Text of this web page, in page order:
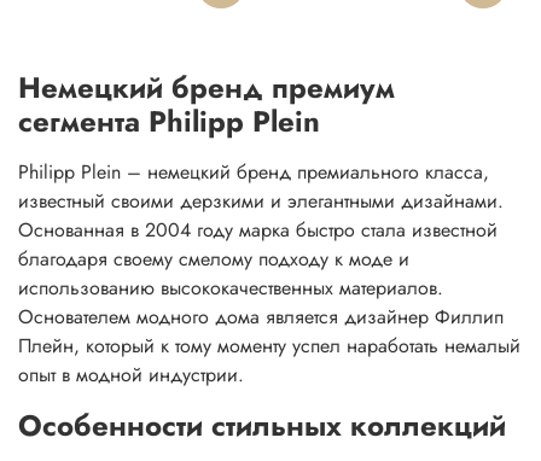
Немецкий бренд премиум
сегмента Philipp Plein
Philipp Plein – немецкий бренд премиального класса,
известный своими дерзкими и элегантными дизайнами.
Основанная в 2004 году марка быстро стала известной
благодаря своему смелому подходу к моде и
использованию высококачественных материалов.
Основателем модного дома является дизайнер Филлип
Плейн, который к тому моменту успел наработать немалый
опыт в модной индустрии.
Особенности стильных коллекций